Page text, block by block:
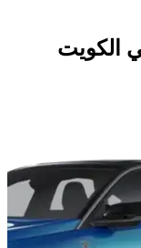
الكويت